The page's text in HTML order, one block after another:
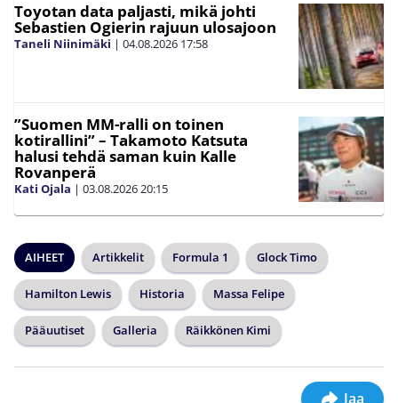
Toyotan data paljasti, mikä johti
Sebastien Ogierin rajuun ulosajoon
Taneli Niinimäki | 04.08.2026 17:58
”Suomen MM-ralli on toinen
kotirallini” – Takamoto Katsuta
halusi tehdä saman kuin Kalle
Rovanperä
Kati Ojala | 03.08.202620:15
AIHEET Artikkelit Formula 1 Glock Timo
Hamilton Lewis Historia Massa Felipe
Pääuutiset Galleria Räikkönen Kimi
Jaa